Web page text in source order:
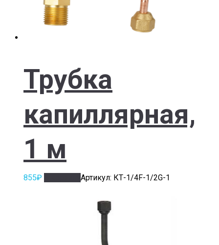
Трубка
капиллярная,
1 м
855₽ Артикул: КТ-1/4F-1/2G-1